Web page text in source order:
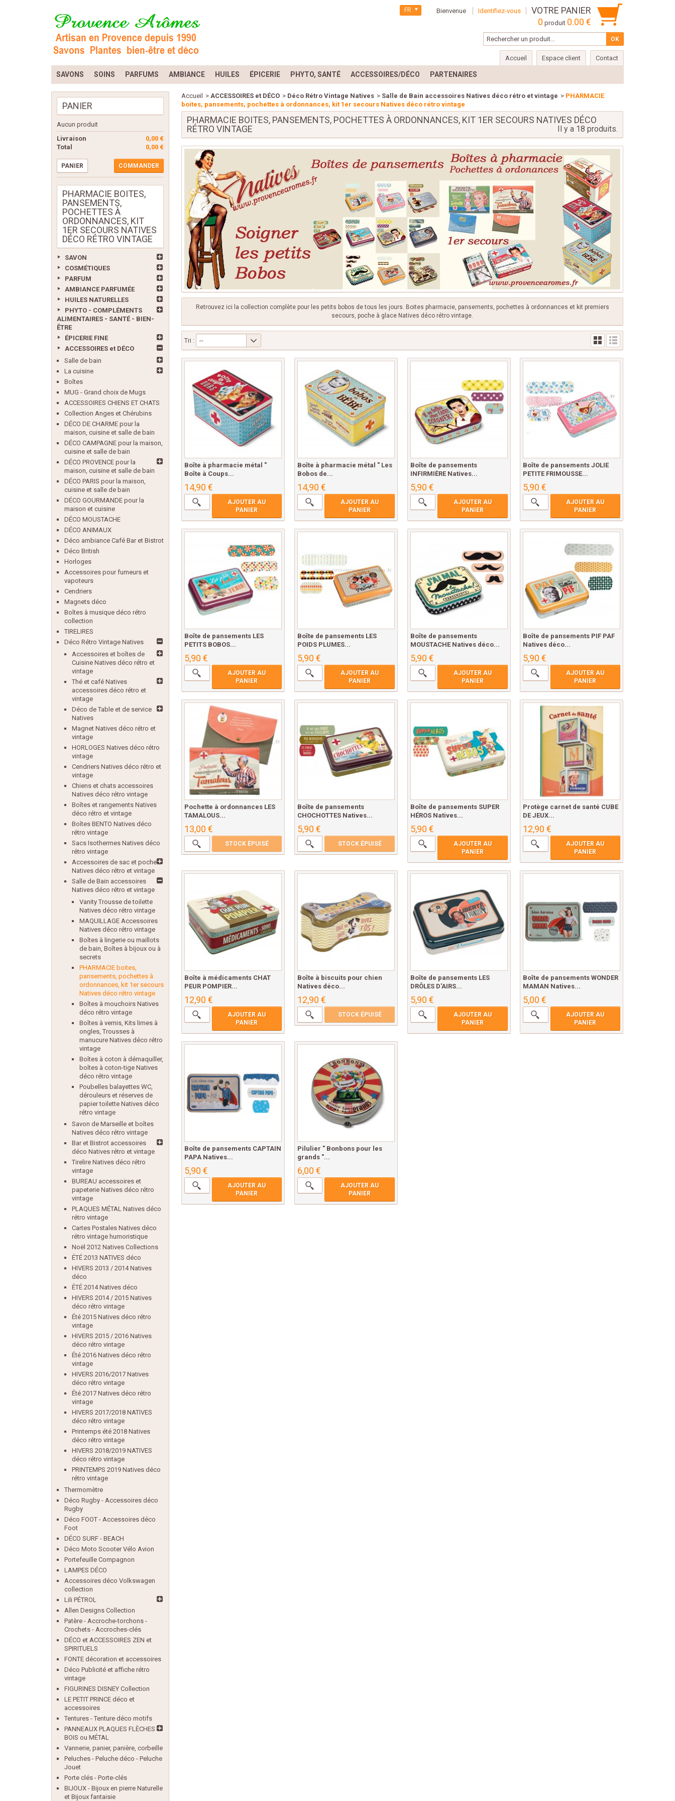
Bienvenue Identifiez-vous
VOTRE PANIER
0 produit 0.00 €
FR
Accueil Espace client Contact
SAVONS SOINS PARFUMS AMBIANCE HUILES ÉPICERIE PHYTO, SANTÉ ACCESSOIRES/DÉCO PARTENAIRES
PANIER
Aucun produit
0,00 €
Livraison
0,00 €
Total
PANIER COMMANDER
PHARMACIE BOITES,
PANSEMENTS,
POCHETTES À
ORDONNANCES, KIT
1ER SECOURS NATIVES
DÉCO RÉTRO VINTAGE
SAVON
COSMÉTIQUES
PARFUM
AMBIANCE PARFUMÉE
HUILES NATURELLES
PHYTO - COMPLÉMENTS
ALIMENTAIRES - SANTÉ - BIEN-
ÊTRE
ÉPICERIE FINE
ACCESSOIRES et DÉCO
Salle de bain
La cuisine
Boîtes
MUG - Grand choix de Mugs
ACCESSOIRES CHIENS ET CHATS
Collection Anges et Chérubins
DÉCO DE CHARME pour la
maison, cuisine et salle de bain
DÉCO CAMPAGNE pour la maison,
cuisine et salle de bain
DÉCO PROVENCE pour la
maison, cuisine et salle de bain
DÉCO PARIS pour la maison,
cuisine et salle de bain
DÉCO GOURMANDE pour la
maison et cuisine
DÉCO MOUSTACHE
DÉCO ANIMAUX
Déco ambiance Café Bar et Bistrot
Déco British
Horloges
Accessoires pour fumeurs et
vapoteurs
Cendriers
Magnets déco
Boîtes à musique déco rétro
collection
TIRELIRES
Déco Rétro Vintage Natives
Accessoires et boîtes de
Cuisine Natives déco rétro et
vintage
Thé et café Natives
accessoires déco rétro et
vintage
Déco de Table et de service
Natives
Magnet Natives déco rétro et
vintage
HORLOGES Natives déco rétro
vintage
Cendriers Natives déco rétro et
vintage
Chiens et chats accessoires
Natives déco rétro vintage
Boîtes et rangements Natives
déco rétro et vintage
Boîtes BENTO Natives déco
rétro vintage
Sacs Isothermes Natives déco
rétro vintage
Accessoires de sac et poche
Natives déco rétro et vintage
Salle de Bain accessoires
Natives déco rétro et vintage
Vanity Trousse de toilette
Natives déco rétro vintage
MAQUILLAGE Accessoires
Natives déco rétro vintage
Boîtes à lingerie ou maillots
de bain, Boîtes à bijoux ou à
secrets
PHARMACIE boites,
pansements, pochettes à
ordonnances, kit 1er secours
Natives déco rétro vintage
Boîtes à mouchoirs Natives
déco rétro vintage
Boîtes à vernis, Kits limes à
ongles, Trousses à
manucure Natives déco rétro
vintage
Boîtes à coton à démaquiller,
boîtes à coton-tige Natives
déco rétro vintage
Poubelles balayettes WC,
dérouleurs et réserves de
papier toilette Natives déco
rétro vintage
Savon de Marseille et boîtes
Natives déco rétro vintage
Bar et Bistrot accessoires
déco Natives rétro et vintage
Tirelire Natives déco rétro
vintage
BUREAU accessoires et
papeterie Natives déco rétro
vintage
PLAQUES MÉTAL Natives déco
rétro vintage
Cartes Postales Natives déco
rétro vintage humoristique
Noël 2012 Natives Collections
ÉTÉ 2013 NATIVES déco
HIVERS 2013 / 2014 Natives
déco
ÉTÉ 2014 Natives déco
HIVERS 2014 / 2015 Natives
déco rétro vintage
Été 2015 Natives déco rétro
vintage
HIVERS 2015 / 2016 Natives
déco rétro vintage
Été 2016 Natives déco rétro
vintage
HIVERS 2016/2017 Natives
déco rétro vintage
Été 2017 Natives déco rétro
vintage
HIVERS 2017/2018 NATIVES
déco rétro vintage
Printemps été 2018 Natives
déco rétro vintage
HIVERS 2018/2019 NATIVES
déco rétro vintage
PRINTEMPS 2019 Natives déco
rétro vintage
Thermomètre
Déco Rugby - Accessoires déco
Rugby
Déco FOOT - Accessoires déco
Foot
DÉCO SURF - BEACH
Déco Moto Scooter Vélo Avion
Portefeuille Compagnon
LAMPES DÉCO
Accessoires déco Volkswagen
collection
Lili PÉTROL
Allen Designs Collection
Patère - Accroche-torchons -
Crochets - Accroches-clés
DÉCO et ACCESSOIRES ZEN et
SPIRITUELS
FONTE décoration et accessoires
Déco Publicité et affiche rétro
vintage
FIGURINES DISNEY Collection
LE PETIT PRINCE déco et
accessoires
Tentures - Tenture déco motifs
PANNEAUX PLAQUES FLÈCHES
BOIS ou MÉTAL
Vannerie, panier, panière, corbeille
Peluches - Peluche déco - Peluche
Jouet
Porte clés - Porte-clés
BIJOUX - Bijoux en pierre Naturelle
et Bijoux fantaisie
Accueil > ACCESSOIRES et DÉCO > Déco Rétro Vintage Natives > Salle de Bain accessoires Natives déco rétro et vintage > PHARMACIE
boites, pansements, pochettes à ordonnances, kit 1er secours Natives déco rétro vintage
PHARMACIE BOITES, PANSEMENTS, POCHETTES À ORDONNANCES, KIT 1ER SECOURS NATIVES DÉCO
RÉTRO VINTAGE
Il y a 18 produits.
Retrouvez ici la collection complète pour les petits bobos de tous les jours. Boites pharmacie, pansements, pochettes à ordonnances et kit premiers
secours, poche à glace Natives déco rétro vintage.
Tri : --
Boîte à pharmacie métal "
Boîte à Coups...
14,90 €
AJOUTER AU
PANIER
Boîte à pharmacie métal " Les
Bobos de...
14,90 €
AJOUTER AU
PANIER
Boîte de pansements
INFIRMIÈRE Natives...
5,90 €
AJOUTER AU
PANIER
Boîte de pansements JOLIE
PETITE FRIMOUSSE...
5,90 €
AJOUTER AU
PANIER
Boîte de pansements LES
PETITS BOBOS...
5,90 €
AJOUTER AU
PANIER
Boîte de pansements LES
POIDS PLUMES...
5,90 €
AJOUTER AU
PANIER
Boîte de pansements
MOUSTACHE Natives déco...
5,90 €
AJOUTER AU
PANIER
Boîte de pansements PIF PAF
Natives déco...
5,90 €
AJOUTER AU
PANIER
Pochette à ordonnances LES
TAMALOUS...
13,00 €
STOCK ÉPUISÉ
Boîte de pansements
CHOCHOTTES Natives...
5,90 €
STOCK ÉPUISÉ
Boîte de pansements SUPER
HÉROS Natives...
5,90 €
AJOUTER AU
PANIER
Protège carnet de santé CUBE
DE JEUX...
12,90 €
AJOUTER AU
PANIER
Boîte à médicaments CHAT
PEUR POMPIER...
12,90 €
AJOUTER AU
PANIER
Boîte à biscuits pour chien
Natives déco...
12,90 €
STOCK ÉPUISÉ
Boîte de pansements LES
DRÔLES D'AIRS...
5,90 €
AJOUTER AU
PANIER
Boîte de pansements WONDER
MAMAN Natives...
5,00 €
AJOUTER AU
PANIER
Boîte de pansements CAPTAIN
PAPA Natives...
5,90 €
AJOUTER AU
PANIER
Pilulier " Bonbons pour les
grands "...
6,00 €
AJOUTER AU
PANIER